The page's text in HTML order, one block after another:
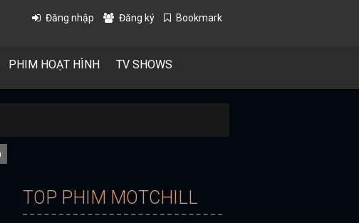
Đăng nhập Đăng ký Bookmark
PHIM HOẠT HÌNH TV SHOWS
TOP PHIM MOTCHILL